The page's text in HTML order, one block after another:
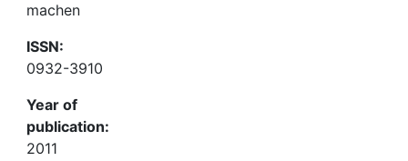
machen
ISSN:
0932-3910
Year of
publication:
2011